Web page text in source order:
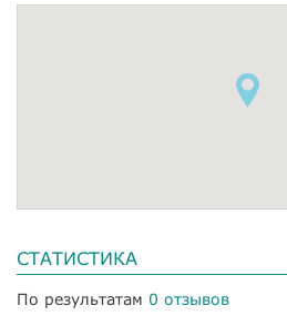
СТАТИСТИКА
По результатам 0 отзывов